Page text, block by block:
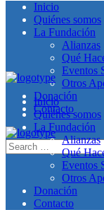
Inicio
Quiénes somos
La Fundación
Alianzas
Qué
Eventos
Otros
Donación
Contacto
Inicio
Quiénes somos
La Fundación
Alianzas
Qué
Eventos
Otros
Donación
Contacto